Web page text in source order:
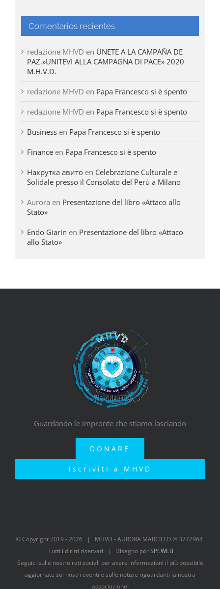
Comentarios recientes
redazione MHVD en ÚNETE A LA CAMPAÑA DE
PAZ.»UNITEVI ALLA CAMPAGNA DI PACE» 2020
M.H.V.D.
redazione MHVD en Papa Francesco si è spento
redazione MHVD en Papa Francesco si è spento
Business en Papa Francesco si è spento
Finance en Papa Francesco si è spento
Накрутка авито en Celebrazione Culturale e
Solidale presso il Consolato del Perù a Milano
Aurora en Presentazione del libro «Attaco allo
Stato»
Endo Giarin en Presentazione del libro «Attaco
allo Stato»
Guardando le impronte che stiamo lasciando
DONARE
Iscriviti a MHVD
© Copyright 2019 -2026 | MHVD - AURORA MARCILLO ® 3772964
Tutti i diritti riservati | Disegno porSPEWEB
Seguici sulle nostre reti sociali per avere informazioni il più possibile
aggiornate sui nostri eventi e sulle notizie riguardanti la nostra
associazione!